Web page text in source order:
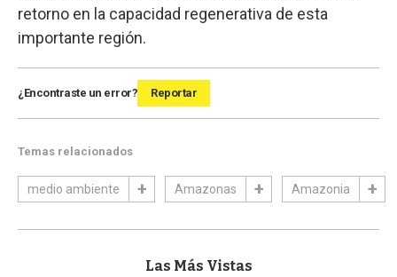
retorno en la capacidad regenerativa de esta
importante región.
¿Encontraste un error? Reportar
Temas relacionados
medio ambiente Amazonas Amazonia
Las Más Vistas